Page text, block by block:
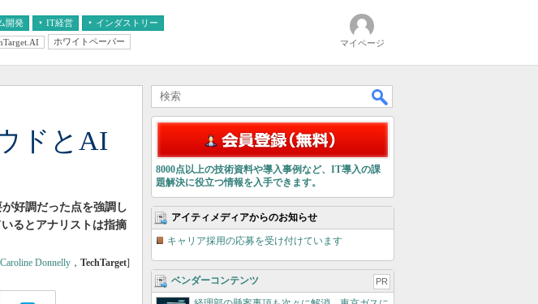
開発 IT経営 インダストリー
ホワイトペーパー マイページ
ドとAI
好調だった点を強調し
るとアナリストは指摘
Caroline Donnelly ， TechTarget]
8000点以上の技術資料や導入事例など、IT導入の課
題解決に役立つ情報を入手できます。
アイティメディアからのお知らせ
キャリア採用の応募を受け付けています
ベンダーコンテンツ PR